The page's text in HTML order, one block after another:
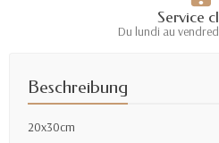
Service
Du lundi au
Beschreibung
20x30cm